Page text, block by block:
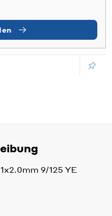
9/125 YE